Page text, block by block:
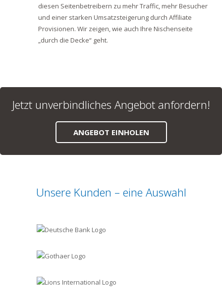
diesen Seitenbetreibern zu mehr Traffic, mehr Besucher
und einer starken Umsatzsteigerung durch Affiliate
Provisionen. Wir zeigen, wie auch Ihre Nischenseite
„durch die Decke“ geht.
Jetzt unverbindliches Angebot anfordern!
ANGEBOT EINHOLEN
Unsere Kunden – eine Auswahl